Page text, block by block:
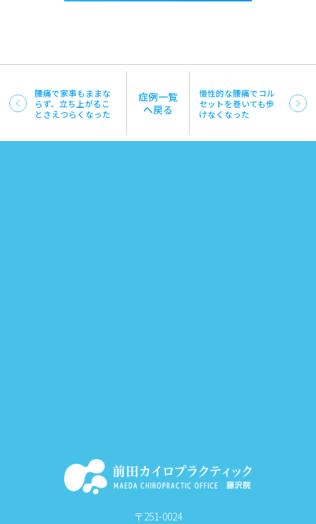
腰痛で家事もままな
らず、立ち上がるこ
とさえつらくなった
症例一覧
へ戻る
慢性的な腰痛でコル
セットを巻いても歩
けなくなった
〒251-0024